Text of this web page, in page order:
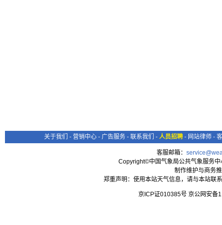
关于我们 - 营销中心 - 广告服务 - 联系我们 - 人员招聘 - 网站律师 -
客服邮箱：
Copyright©中国气象局公共气象服务
制作维护与商务
郑重声明：使用本站天气信息，请与本站联
京ICP证010385号 京公网安备